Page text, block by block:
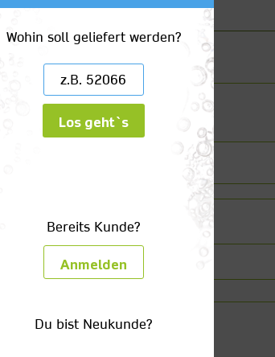
(25,84/1l)
Wohin soll geliefert werden?
Los geht`s
Bereits Kunde?
Anmelden
Du bist Neukunde?